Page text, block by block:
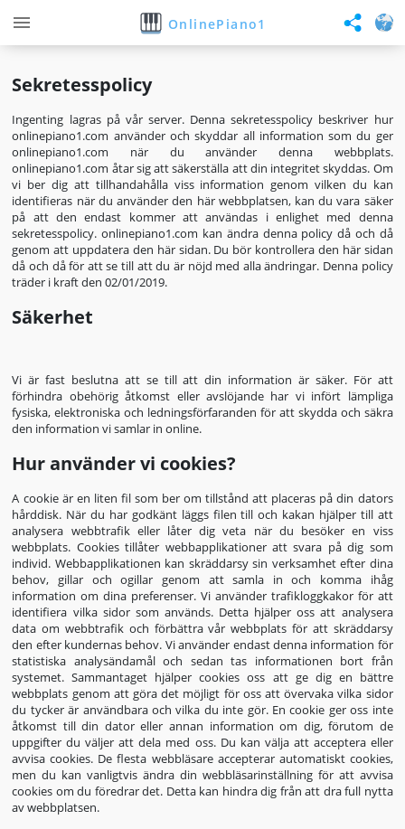
OnlinePiano1
Sekretesspolicy
Ingenting lagras på vår server. Denna sekretesspolicy beskriver hur
onlinepiano1.com använder och skyddar all information som du ger
onlinepiano1.com när du använder denna webbplats.
onlinepiano1.com åtar sig att säkerställa att din integritet skyddas. Om
vi ​​ber dig att tillhandahålla viss information genom vilken du kan
identifieras när du använder den här webbplatsen, kan du vara säker
på att den endast kommer att användas i enlighet med denna
sekretesspolicy. onlinepiano1.com kan ändra denna policy då och då
genom att uppdatera den här sidan. Du bör kontrollera den här sidan
då och då för att se till att du är nöjd med alla ändringar. Denna policy
träder i kraft den 02/01/2019.
Säkerhet
Vi är fast beslutna att se till att din information är säker. För att
förhindra obehörig åtkomst eller avslöjande har vi infört lämpliga
fysiska, elektroniska och ledningsförfaranden för att skydda och säkra
den information vi samlar in online.
Hur använder vi cookies?
A cookie är en liten fil som ber om tillstånd att placeras på din dators
hårddisk. När du har godkänt läggs filen till och kakan hjälper till att
analysera webbtrafik eller låter dig veta när du besöker en viss
webbplats. Cookies tillåter webbapplikationer att svara på dig som
individ. Webbapplikationen kan skräddarsy sin verksamhet efter dina
behov, gillar och ogillar genom att samla in och komma ihåg
information om dina preferenser. Vi använder trafikloggkakor för att
identifiera vilka sidor som används. Detta hjälper oss att analysera
data om webbtrafik och förbättra vår webbplats för att skräddarsy
den efter kundernas behov. Vi använder endast denna information för
statistiska analysändamål och sedan tas informationen bort från
systemet. Sammantaget hjälper cookies oss att ge dig en bättre
webbplats genom att göra det möjligt för oss att övervaka vilka sidor
du tycker är användbara och vilka du inte gör. En cookie ger oss inte
åtkomst till din dator eller annan information om dig, förutom de
uppgifter du väljer att dela med oss. Du kan välja att acceptera eller
avvisa cookies. De flesta webbläsare accepterar automatiskt cookies,
men du kan vanligtvis ändra din webbläsarinställning för att avvisa
cookies om du föredrar det. Detta kan hindra dig från att dra full nytta
av webbplatsen.